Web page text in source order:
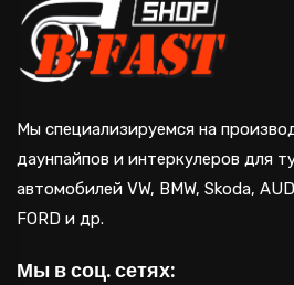
Мы специализируемся на
даунпайпов и интеркулеров для
автомобилей VW, BMW, Skoda,
FORD и др.
Мы в соц. сетях: